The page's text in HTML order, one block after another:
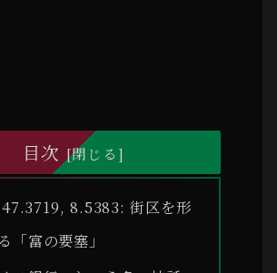
目次
8.5383: 街区を形
「富の要塞」